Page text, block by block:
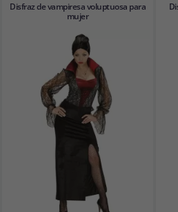
Ao criar uma conta em
compras rapidamente em nossa loja
pedidos e consultar suas
Vá em frente! Estávamos
CRIAR
Disfraz de vampiresa voluptuosa para
mujer